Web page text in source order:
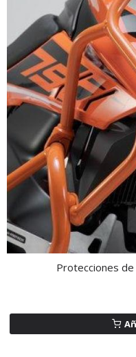
Protecciones